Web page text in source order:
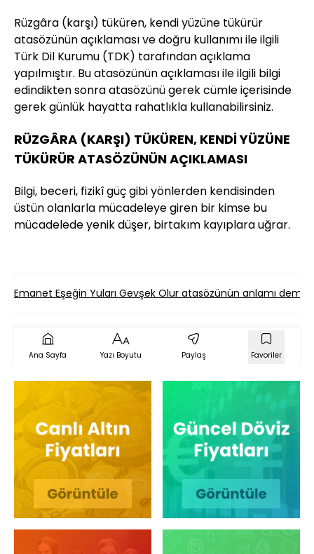
Rüzgâra (karşı) tüküren, kendi yüzüne tükürür
atasözünün açıklaması ve doğru kullanımı ile ilgili
Türk Dil Kurumu (TDK) tarafından açıklama
yapılmıştır. Bu atasözünün açıklaması ile ilgili bilgi
edindikten sonra atasözünü gerek cümle içerisinde
gerek günlük hayatta rahatlıkla kullanabilirsiniz.
RÜZGÂRA (KARŞI) TÜKÜREN, KENDİ YÜZÜNE
TÜKÜRÜR ATASÖZÜNÜN AÇIKLAMASI
Bilgi, beceri, fizikî güç gibi yönlerden kendisinden
üstün olanlarla mücadeleye giren bir kimse bu
mücadelede yenik düşer, birtakım kayıplara uğrar.
Emanet Eşeğin Yuları Gevşek Olur atasözünün anlamı
Ana Sayfa Yazı Boyutu Paylaş Favoriler